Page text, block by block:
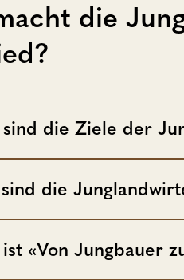
die
sind die Ziele der
die
ist «Von Jungbauer